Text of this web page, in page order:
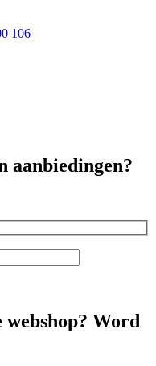
106
aanbiedingen?
Word